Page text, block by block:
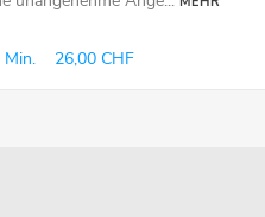
Min. 26,00 CHF